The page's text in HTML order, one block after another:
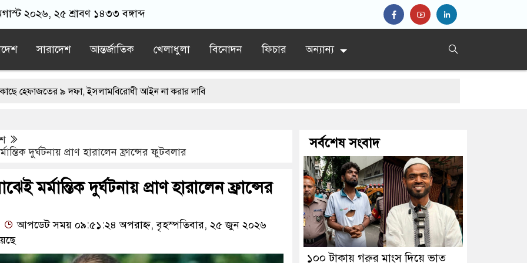
২০২৬, ২৫ শ্রাবণ ১৪৩৩ বঙ্গাব্দ
সারাদেশ আন্তর্জাতিক খেলাধুলা বিনোদন ফিচার অন্যান্য
৯ দফা, ইসলামবিরোধী আইন না করার দাবি
হামলা, অল্পের জন্য প্রাণে রক্ষা
আইনের মুখোমুখি হবেন: সমাজকল্যাণমন্ত্রী
দুর্ঘটনায় প্রাণ হারালেন ফ্রান্সের ফুটবলার
মর্মান্তিক দুর্ঘটনায় প্রাণ হারালেন ফ্রান্সের
আপডেট সময় ০৯:৫১:২৪ অপরাহ্ন, বৃহস্পতিবার, ২৫ জুন ২০২৬
সর্বশেষ সংবাদ
১০০ টাকায় গরুর মাংস দিয়ে ভাত